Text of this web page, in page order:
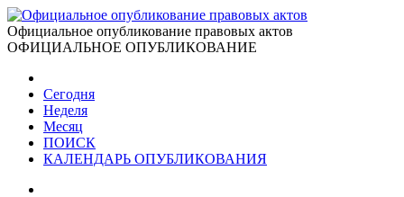
Официальное опубликование правовых актов
ОФИЦИАЛЬНОЕ ОПУБЛИКОВАНИЕ
Сегодня
Неделя
Месяц
ПОИСК
КАЛЕНДАРЬ ОПУБЛИКОВАНИЯ